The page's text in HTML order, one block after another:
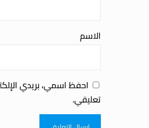
الاسم
احفظ اسمي، بريدي
تعليقي.